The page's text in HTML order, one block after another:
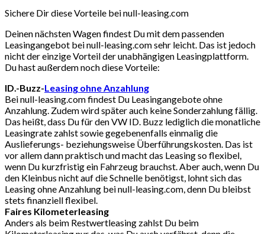
Sichere Dir diese Vorteile bei null-leasing.com
Deinen nächsten Wagen findest Du mit dem passenden
Leasingangebot bei null-leasing.com sehr leicht. Das ist jedoch
nicht der einzige Vorteil der unabhängigen Leasingplattform.
Du hast außerdem noch diese Vorteile:
ID.-Buzz-Leasing ohne Anzahlung
Bei null-leasing.com findest Du Leasingangebote ohne
Anzahlung. Zudem wird später auch keine Sonderzahlung fällig.
Das heißt, dass Du für den VW ID. Buzz lediglich die monatliche
Leasingrate zahlst sowie gegebenenfalls einmalig die
Auslieferungs- beziehungsweise Überführungskosten. Das ist
vor allem dann praktisch und macht das Leasing so flexibel,
wenn Du kurzfristig ein Fahrzeug brauchst. Aber auch, wenn Du
den Kleinbus nicht auf die Schnelle benötigst, lohnt sich das
Leasing ohne Anzahlung bei null-leasing.com, denn Du bleibst
stets finanziell flexibel.
Faires Kilometerleasing
Anders als beim Restwertleasing zahlst Du beim